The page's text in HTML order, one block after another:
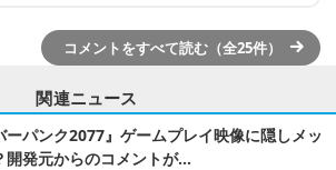
コメントをすべて読む（全25件）
関連ニュース
ーパンク2077』ゲームプレイ映像に隠しメッ
開発元からのコメントが…